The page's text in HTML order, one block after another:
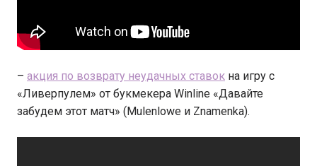
– акция по возврату неудачных ставок на игру с
«Ливерпулем» от букмекера Winline «Давайте
забудем этот матч» (Mulenlowe и Znamenka).